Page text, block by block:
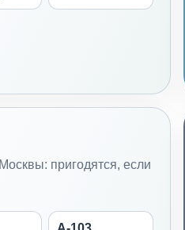
пригодятся, если